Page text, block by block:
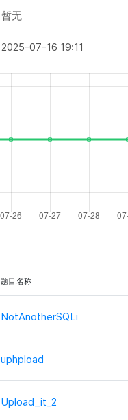
暂无
2025-07-16 19:11
题目名称
NotAnotherSQLi
uphpload
Upload_it_2